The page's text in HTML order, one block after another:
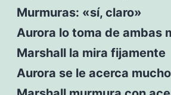
Murmuras: «sí, claro»
Aurora lo toma de ambas
Marshall la mira fijamente
Aurora se le acerca mucho